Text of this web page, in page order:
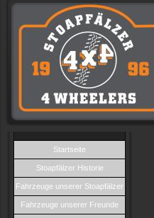
Startseite
Stoapfälzer Historie
Fahrzeuge unserer Stoapfälzer
Fahrzeuge unserer Freunde